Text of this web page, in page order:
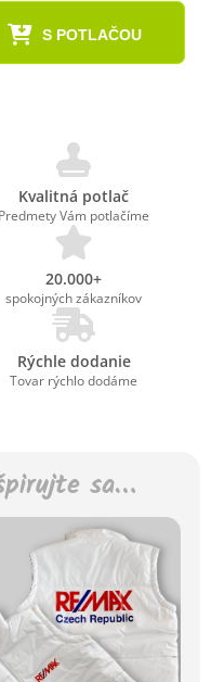
S POTLAČOU
Kvalitná potlač
Predmety Vám potlačíme
20.000+
spokojných zákazníkov
Rýchle dodanie
Tovar rýchlo dodáme
sa…